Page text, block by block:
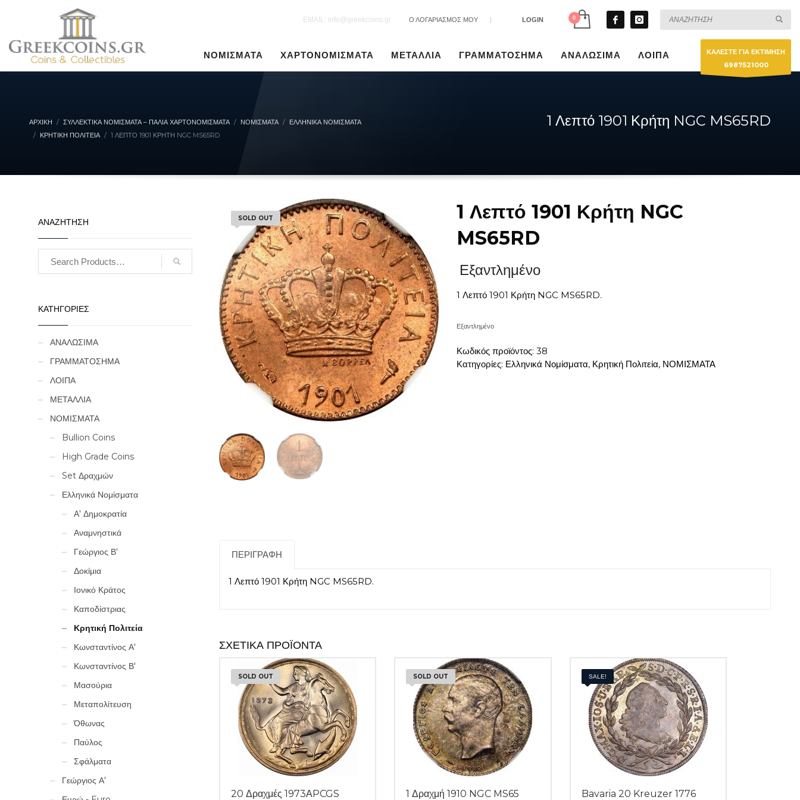
EMAIL: info@greekcoins.gr Ο ΛΟΓΑΡΙΑΣΜΟΣ ΜΟΥ | LOGIN
ΝΟΜΙΣΜΑΤΑ ΧΑΡΤΟΝΟΜΙΣΜΑΤΑ ΜΕΤΑΛΛΙΑ ΓΡΑΜΜΑΤΟΣΗΜΑ ΑΝΑΛΩΣΙΜΑ ΛΟΙΠΑ
ΚΑΛΕΣΤΕ ΓΙΑ ΕΚΤΙΜΗΣΗ
6987521000
ΑΡΧΙΚΉ ΣΥΛΛΕΚΤΙΚΆ ΝΟΜΊΣΜΑΤΑ – ΠΑΛΙΆ ΧΑΡΤΟΝΟΜΊΣΜΑΤΑ ΝΟΜΙΣΜΑΤΑ
ΕΛΛΗΝΙΚΆ ΝΟΜΊΣΜΑΤΑ
ΚΡΗΤΙΚΉ ΠΟΛΙΤΕΊΑ
1 ΛΕΠΤΌ 1901 ΚΡΉΤΗ NGC MS65RD
1 Λεπτό 1901 Κρήτη NGC MS65RD
SOLD OUT
1 Λεπτό 1901 Κρήτη NGC
MS65RD
Εξαντλημένο
1 Λεπτό 1901 Κρήτη NGC MS65RD.
Εξαντλημένο
Κωδικός προϊόντος: 38
Κατηγορίες: Ελληνικά Νομίσματα, Κρητική Πολιτεία, ΝΟΜΙΣΜΑΤΑ
ΠΕΡΙΓΡΑΦΉ
1 Λεπτό 1901 Κρήτη NGC MS65RD.
ΣΧΕΤΙΚΆ ΠΡΟΪΌΝΤΑ
SOLD OUT
20 Δραχμές 1973ΑPCGS
SOLD OUT
1 Δραχμή 1910 NGC MS65
SALE!
Bavaria 20 Kreuzer 1776
ΑΝΑΖΗΤΗΣΗ
ΚΑΤΗΓΟΡΙΕΣ
ΑΝΑΛΩΣΙΜΑ
ΓΡΑΜΜΑΤΟΣΗΜΑ
ΛΟΙΠΑ
ΜΕΤΑΛΛΙΑ
ΝΟΜΙΣΜΑΤΑ
Bullion Coins
High Grade Coins
Set Δραχμών
Ελληνικά Νομίσματα
Α' Δημοκρατία
Αναμνηστικά
Γεώργιος Β'
Δοκίμια
Ιονικό Κράτος
Καποδίστριας
Κρητική Πολιτεία
Κωνσταντίνος Α'
Κωνσταντίνος Β'
Μασούρια
Μεταπολίτευση
Όθωνας
Παύλος
Σφάλματα
Γεώργιος Α'